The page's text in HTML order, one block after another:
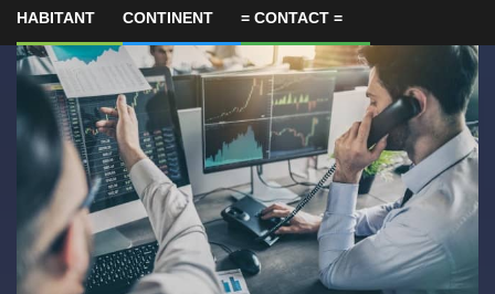
HABITANT CONTINENT = CONTACT =